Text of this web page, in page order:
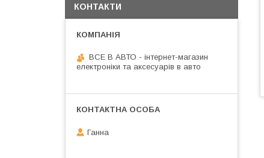
КОНТАКТИ
ВСЕ В АВТО - інтернет-магазин
електроніки та аксесуарів в авто
Ганна